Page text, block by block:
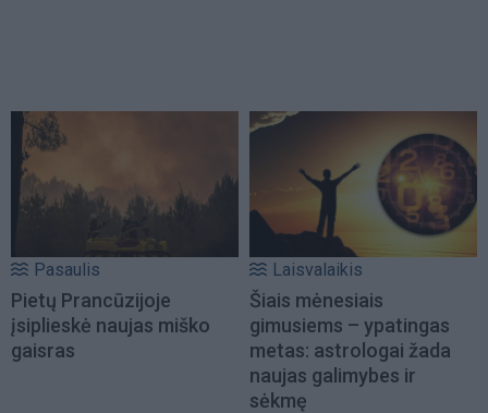
Pasaulis
Pietų Prancūzijoje
įsiplieskė naujas miško
gaisras
Laisvalaikis
Šiais mėnesiais
gimusiems – ypatingas
metas: astrologai žada
naujas galimybes ir
sėkmę